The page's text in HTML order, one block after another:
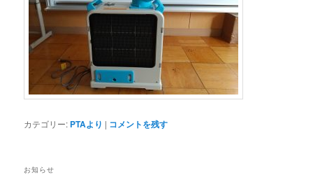
カテゴリー: PTAより | コメントを残す
お知らせ